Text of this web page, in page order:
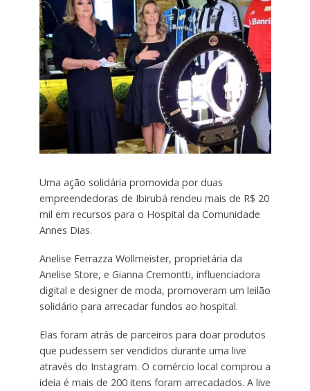
Uma ação solidária promovida por duas
empreendedoras de Ibirubá rendeu mais de R$ 20
mil em recursos para o Hospital da Comunidade
Annes Dias.
Anelise Ferrazza Wollmeister, proprietária da
Anelise Store, e Gianna Cremontti, influenciadora
digital e designer de moda, promoveram um leilão
solidário para arrecadar fundos ao hospital.
Elas foram atrás de parceiros para doar produtos
que pudessem ser vendidos durante uma live
através do Instagram. O comércio local comprou a
ideia é mais de 200 itens foram arrecadados. A live